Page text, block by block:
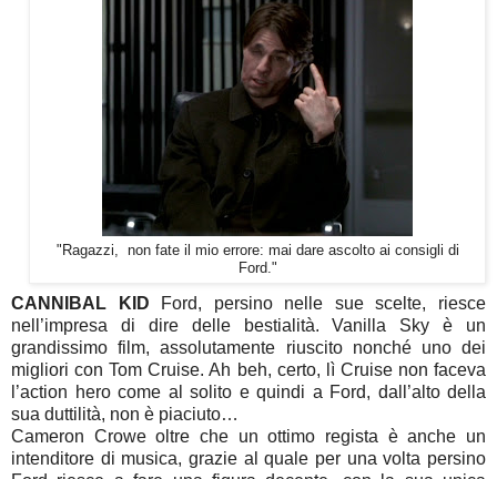
"Ragazzi, non fate il mio errore: mai dare ascolto ai consigli di
Ford."
CANNIBAL KID Ford, persino nelle sue scelte, riesce
nell’impresa di dire delle bestialità. Vanilla Sky è un
grandissimo film, assolutamente riuscito nonché uno dei
migliori con Tom Cruise. Ah beh, certo, lì Cruise non faceva
l’action hero come al solito e quindi a Ford, dall’alto della
sua duttilità, non è piaciuto…
Cameron Crowe oltre che un ottimo regista è anche un
intenditore di musica, grazie al quale per una volta persino